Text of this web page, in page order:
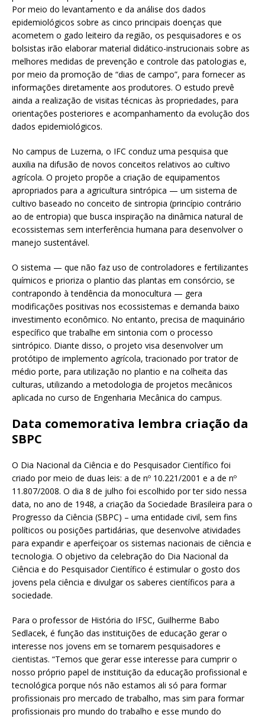
Por meio do levantamento e da análise dos dados
epidemiológicos sobre as cinco principais doenças que
acometem o gado leiteiro da região, os pesquisadores e os
bolsistas irão elaborar material didático-instrucionais sobre as
melhores medidas de prevenção e controle das patologias e,
por meio da promoção de “dias de campo”, para fornecer as
informações diretamente aos produtores. O estudo prevê
ainda a realização de visitas técnicas às propriedades, para
orientações posteriores e acompanhamento da evolução dos
dados epidemiológicos.
No campus de Luzerna, o IFC conduz uma pesquisa que
auxilia na difusão de novos conceitos relativos ao cultivo
agrícola. O projeto propõe a criação de equipamentos
apropriados para a agricultura sintrópica — um sistema de
cultivo baseado no conceito de sintropia (princípio contrário
ao de entropia) que busca inspiração na dinâmica natural de
ecossistemas sem interferência humana para desenvolver o
manejo sustentável.
O sistema — que não faz uso de controladores e fertilizantes
químicos e prioriza o plantio das plantas em consórcio, se
contrapondo à tendência da monocultura — gera
modificações positivas nos ecossistemas e demanda baixo
investimento econômico. No entanto, precisa de maquinário
específico que trabalhe em sintonia com o processo
sintrópico. Diante disso, o projeto visa desenvolver um
protótipo de implemento agrícola, tracionado por trator de
médio porte, para utilização no plantio e na colheita das
culturas, utilizando a metodologia de projetos mecânicos
aplicada no curso de Engenharia Mecânica do campus.
Data comemorativa lembra criação da
SBPC
O Dia Nacional da Ciência e do Pesquisador Científico foi
criado por meio de duas leis: a de nº 10.221/2001 e a de nº
11.807/2008. O dia 8 de julho foi escolhido por ter sido nessa
data, no ano de 1948, a criação da Sociedade Brasileira para o
Progresso da Ciência (SBPC) – uma entidade civil, sem fins
políticos ou posições partidárias, que desenvolve atividades
para expandir e aperfeiçoar os sistemas nacionais de ciência e
tecnologia. O objetivo da celebração do Dia Nacional da
Ciência e do Pesquisador Científico é estimular o gosto dos
jovens pela ciência e divulgar os saberes científicos para a
sociedade.
Para o professor de História do IFSC, Guilherme Babo
Sedlacek, é função das instituições de educação gerar o
interesse nos jovens em se tornarem pesquisadores e
cientistas. “Temos que gerar esse interesse para cumprir o
nosso próprio papel de instituição da educação profissional e
tecnológica porque nós não estamos ali só para formar
profissionais pro mercado de trabalho, mas sim para formar
profissionais pro mundo do trabalho e esse mundo do